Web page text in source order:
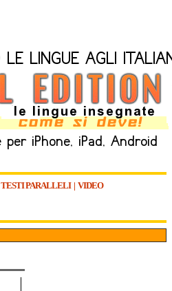
TESTI PARALLELI| VIDEO